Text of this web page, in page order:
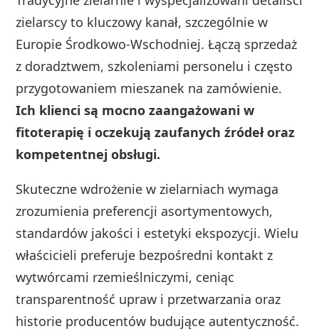
zielarscy to kluczowy kanał, szczególnie w
Europie Środkowo‑Wschodniej. Łączą sprzedaż
z doradztwem, szkoleniami personelu i często
przygotowaniem mieszanek na zamówienie.
Ich klienci są mocno zaangażowani w
fitoterapię i oczekują zaufanych źródeł oraz
kompetentnej obsługi.
Skuteczne wdrożenie w zielarniach wymaga
zrozumienia preferencji asortymentowych,
standardów jakości i estetyki ekspozycji. Wielu
właścicieli preferuje bezpośredni kontakt z
wytwórcami rzemieślniczymi, ceniąc
transparentność upraw i przetwarzania oraz
historie producentów budujące autentyczność.